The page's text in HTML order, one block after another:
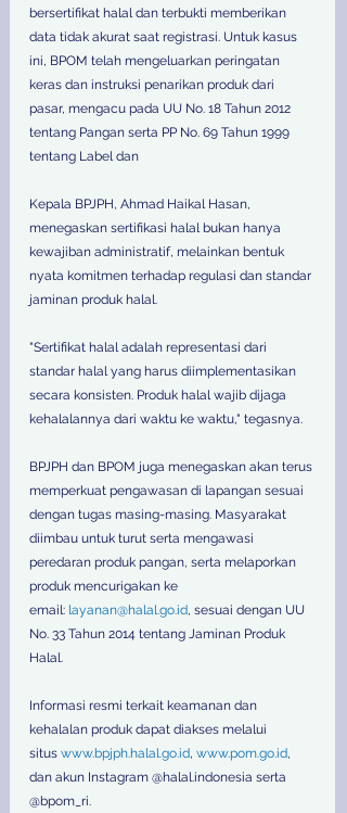
bersertifikat halal dan terbukti memberikan
data tidak akurat saat registrasi. Untuk kasus
ini, BPOM telah mengeluarkan peringatan
keras dan instruksi penarikan produk dari
pasar, mengacu pada UU No. 18 Tahun 2012
tentang Pangan serta PP No. 69 Tahun 1999
tentang Label dan
Kepala BPJPH, Ahmad Haikal Hasan,
menegaskan sertifikasi halal bukan hanya
kewajiban administratif, melainkan bentuk
nyata komitmen terhadap regulasi dan standar
jaminan produk halal.
"Sertifikat halal adalah representasi dari
standar halal yang harus diimplementasikan
secara konsisten. Produk halal wajib dijaga
kehalalannya dari waktu ke waktu," tegasnya.
BPJPH dan BPOM juga menegaskan akan terus
memperkuat pengawasan di lapangan sesuai
dengan tugas masing-masing. Masyarakat
diimbau untuk turut serta mengawasi
peredaran produk pangan, serta melaporkan
produk mencurigakan ke
email: layanan@halal.go.id, sesuai dengan UU
No. 33 Tahun 2014 tentang Jaminan Produk
Halal.
Informasi resmi terkait keamanan dan
kehalalan produk dapat diakses melalui
situs www.bpjph.halal.go.id, www.pom.go.id,
dan akun Instagram @halal.indonesia serta
@bpom_ri.